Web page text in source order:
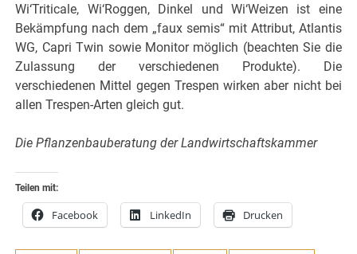
Wi‘Triticale, Wi‘Roggen, Dinkel und Wi‘Weizen ist eine
Bekämpfung nach dem „faux semis“ mit Attribut, Atlantis
WG, Capri Twin sowie Monitor möglich (beachten Sie die
Zulassung der verschiedenen Produkte). Die
verschiedenen Mittel gegen Trespen wirken aber nicht bei
allen Trespen-Arten gleich gut.
Die Pflanzenbauberatung der Landwirtschaftskammer
Teilen mit:
Facebook LinkedIn Drucken